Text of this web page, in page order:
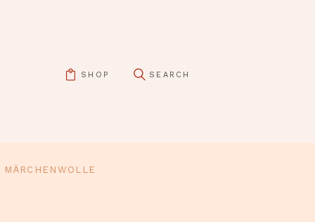
SHOP
MÄRCHENWOLLE